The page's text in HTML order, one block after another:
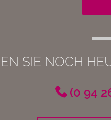
SIE NOCH
(0 94